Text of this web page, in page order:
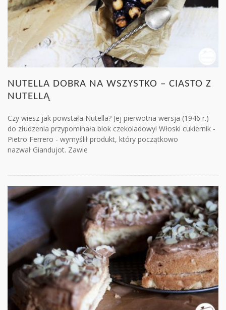
NUTELLA DOBRA NA WSZYSTKO – CIASTO Z
NUTELLĄ
Czy wiesz jak powstała Nutella? Jej pierwotna wersja (1946 r.)
do złudzenia przypominała blok czekoladowy! Włoski cukiernik -
Pietro Ferrero - wymyślił produkt, który początkowo
nazwał Giandujot. Zawie